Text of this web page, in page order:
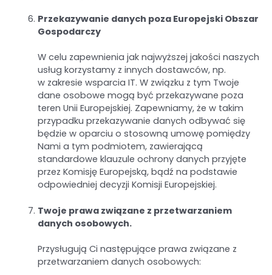
Przekazywanie danych poza Europejski Obszar
Gospodarczy
W celu zapewnienia jak najwyższej jakości naszych
usług korzystamy z innych dostawców, np.
w zakresie wsparcia IT. W związku z tym Twoje
dane osobowe mogą być przekazywane poza
teren Unii Europejskiej. Zapewniamy, że w takim
przypadku przekazywanie danych odbywać się
będzie w oparciu o stosowną umowę pomiędzy
Nami a tym podmiotem, zawierającą
standardowe klauzule ochrony danych przyjęte
przez Komisję Europejską, bądź na podstawie
odpowiedniej decyzji Komisji Europejskiej.
Twoje prawa związane z przetwarzaniem
danych osobowych.
Przysługują Ci następujące prawa związane z
przetwarzaniem danych osobowych: